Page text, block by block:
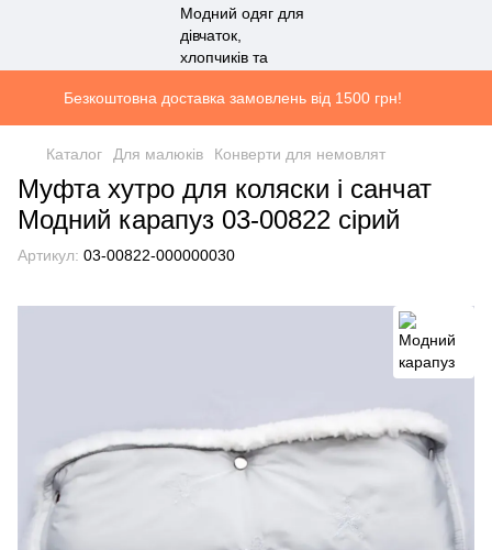
Безкоштовна доставка замовлень від 1500 грн!
Каталог Для малюків Конверти для немовлят
Муфта хутро для коляски і санчат
Модний карапуз 03-00822 сірий
Артикул: 03-00822-000000030